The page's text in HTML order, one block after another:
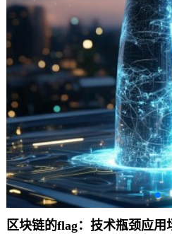
区块链的flag：技术瓶颈应